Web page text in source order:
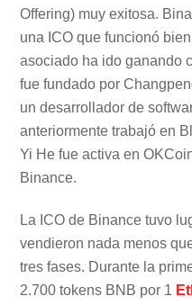
Offering) muy exitosa.
una ICO que funcionó
asociado ha ido ganando
fue fundado por
un desarrollador de
anteriormente trabajó en
Yi He fue activa en
Binance.
La ICO de Binance tuvo
vendieron nada menos
tres fases. Durante la
2.700 tokens BNB por 1